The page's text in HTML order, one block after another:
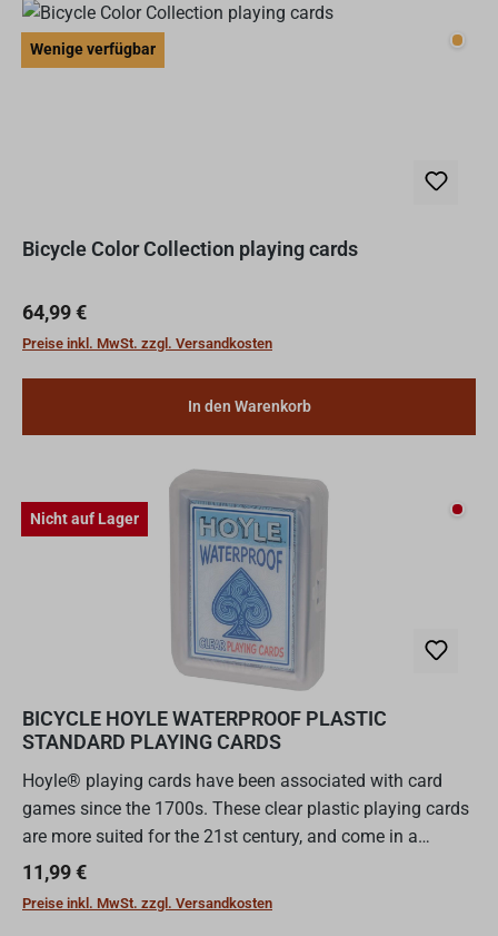
Wenige verfügbar
Bicycle Color Collection playing cards
Regulärer Preis:
64,99 €
Preise inkl. MwSt. zzgl. Versandkosten
In den Warenkorb
Nicht auf Lager Nicht
BICYCLE HOYLE WATERPROOF PLASTIC
STANDARD PLAYING CARDS
Hoyle® playing cards have been associated with card
games since the 1700s. These clear plastic playing cards
are more suited for the 21st century, and come in a
protective case so you can enjoy this heritage brand any...
Regulärer Preis:
11,99 €
Preise inkl. MwSt. zzgl. Versandkosten